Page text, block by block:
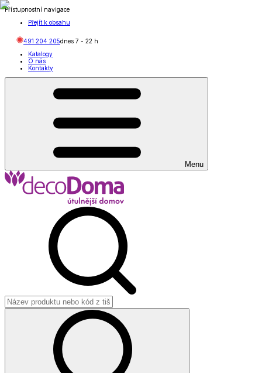
Přístupnostní navigace
Přejít k obsahu
491 204 205dnes 7 - 22 h
Katalogy
O nás
Kontakty
Menu